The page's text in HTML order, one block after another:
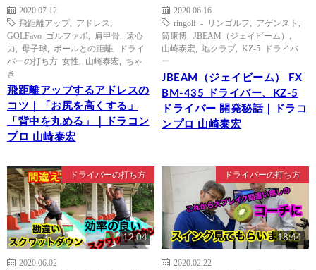
2020.07.12
飛距離アップ, アドレス
GOLFavo ゴルファボ
肩甲骨
遠心
力
母子球 ボールとの距離
ドライ
バーの打ち方 女性
山崎泰宏
ちゃ
き
飛距離アップするアドレスの
コツ｜「お尻を高くする」
「背中を丸める」｜ドラコン
プロ 山崎泰宏
2020.06.16
ringolf - リンゴルフ
アゲンスト
筒康博
JBEAM（ジェイビーム）
山崎泰宏
地クラブ
KZ-5 ドライバ
ー
JBEAM（ジェイビーム） FX
BM-435 ドライバー、KZ-5
ドライバー 開発秘話｜ドラコ
ンプロ 山崎泰宏
ドライバーの打ち方
12:04
2020.06.02
ドライバーの打ち方
18:44
2020.02.22